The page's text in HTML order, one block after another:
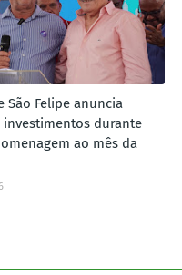
São Felipe anuncia
durante
ao mês da